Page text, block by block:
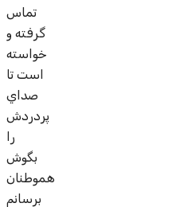
تماس
گرفته و
خواسته
است تا
صداي
پردردش
را
بگوش
هموطنان
برسانم